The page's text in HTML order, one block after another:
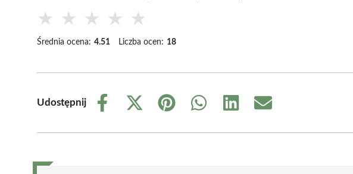
★ ★ ★ ★ ★
Średnia ocena: 4.51 Liczba ocen: 18
Udostępnij
Share
Share
(Twitter)
Share
Share
Share
Share